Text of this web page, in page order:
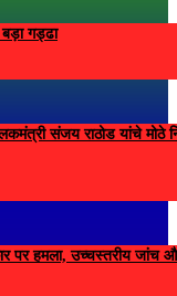
गड्ढा
संजय राठोड यांचे मोठे
पर हमला, उच्चस्तरीय जांच